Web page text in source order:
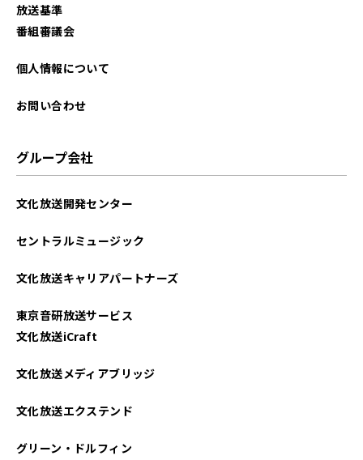
放送基準
番組審議会
個人情報について
お問い合わせ
グループ会社
文化放送開発センター
セントラルミュージック
文化放送キャリアパートナーズ
東京音研放送サービス
文化放送iCraft
文化放送メディアブリッジ
文化放送エクステンド
グリーン・ドルフィン